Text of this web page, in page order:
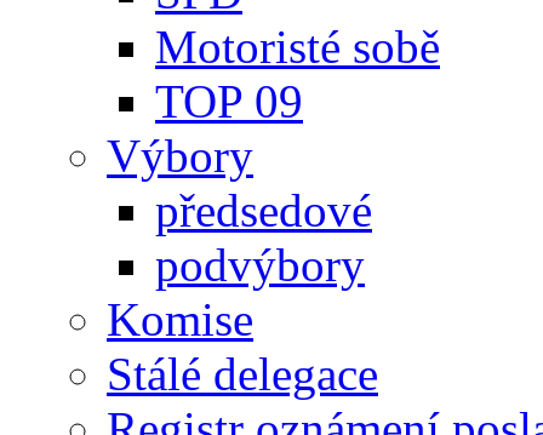
Motoristé sobě
TOP 09
Výbory
předsedové
podvýbory
Komise
Stálé delegace